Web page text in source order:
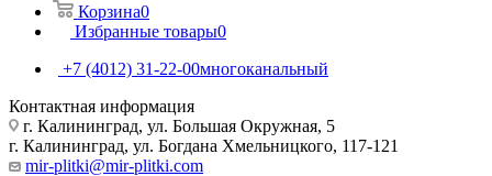
Корзина0
Избранные товары0
+7 (4012) 31-22-00многоканальный
Контактная информация
г. Калининград, ул. Большая Окружная, 5
г. Калининград, ул. Богдана Хмельницкого, 117-121
mir-plitki@mir-plitki.com